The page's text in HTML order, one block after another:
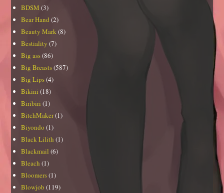
BDSM (3)
Bear Hand (2)
Beauty Mark (8)
Bestiality (7)
Big ass(86)
Big Breasts(587)
Big Lips(4)
Bikini (18)
Biribiri (1)
BitchMaker(1)
Biyondo (1)
Black Lilith (1)
Blackmail (6)
Bleach (1)
Bloomers(1)
Blowjob (119)